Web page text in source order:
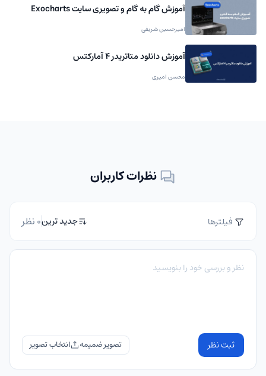
آموزش گام به گام و تصویری سایت Exocharts
امیرحسین شریفی
آموزش دانلود متاتریدر 4 آمارکتس
محسن امیری
نظرات کاربران
فیلترها جدید ترین0 نظر
ثبت نظر تصویر ضمیمه